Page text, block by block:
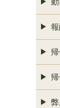
動